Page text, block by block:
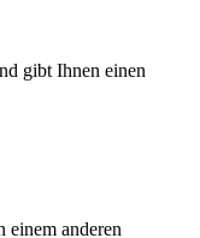
gibt Ihnen einen
anderen